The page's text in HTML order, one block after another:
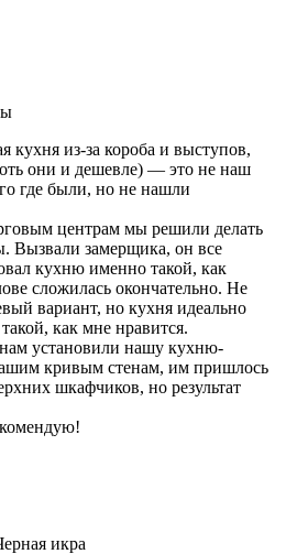
кухня из-за короба и выступов,
они и дешевле) — это не наш
где были, но не нашли
центрам мы решили делать
Вызвали замерщика, он все
кухню именно такой, как
сложилась окончательно. Не
вариант, но кухня идеально
как мне нравится.
установили нашу кухню-
кривым стенам, им пришлось
шкафчиков, но результат
икра